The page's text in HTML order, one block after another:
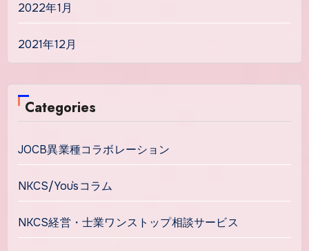
2022年1月
2021年12月
Categories
JOCB異業種コラボレーション
NKCS/You`sコラム
NKCS経営・士業ワンストップ相談サービス